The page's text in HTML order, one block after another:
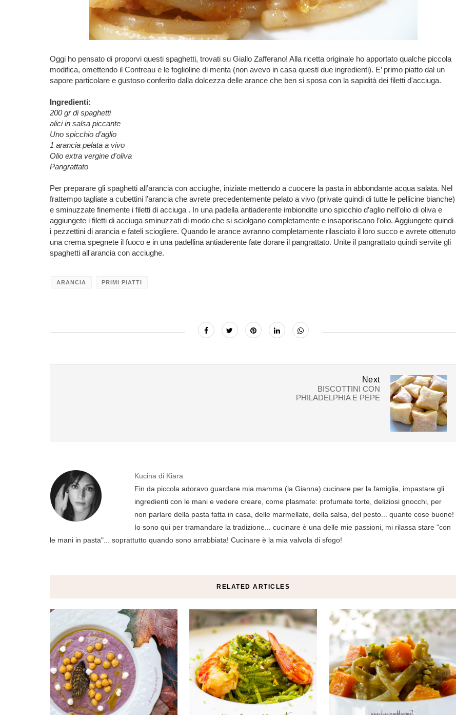
Oggi ho pensato di proporvi questi spaghetti, trovati su Giallo Zafferano! Alla ricetta originale ho apportato qualche piccola
modifica, omettendo il Contreau e le foglioline di menta (non avevo in casa questi due ingredienti). E’ primo piatto dal un
sapore particolare e gustoso conferito dalla dolcezza delle arance che ben si sposa con la sapidità dei filetti d'acciuga.
Ingredienti:
200 gr di spaghetti
alici in salsa piccante
Uno spicchio d’aglio
1 arancia pelata a vivo
Olio extra vergine d'oliva
Pangrattato
Per preparare gli spaghetti all’arancia con acciughe, iniziate mettendo a cuocere la pasta in abbondante acqua salata. Nel
frattempo tagliate a cubettini l’arancia che avrete precedentemente pelato a vivo (private quindi di tutte le pellicine bianche)
e sminuzzate finemente i filetti di acciuga . In una padella antiaderente imbiondite uno spicchio d’aglio nell’olio di oliva e
aggiungete i filetti di acciuga sminuzzati di modo che si sciolgano completamente e insaporiscano l’olio. Aggiungete quindi
i pezzettini di arancia e fateli sciogliere. Quando le arance avranno completamente rilasciato il loro succo e avrete ottenuto
una crema spegnete il fuoco e in una padellina antiaderente fate dorare il pangrattato. Unite il pangrattato quindi servite gli
spaghetti all'arancia con acciughe.
ARANCIA PRIMI PIATTI
Next
BISCOTTINI CON
PHILADELPHIA E PEPE
Kucina di Kiara
Fin da piccola adoravo guardare mia mamma (la Gianna) cucinare per la famiglia, impastare gli
ingredienti con le mani e vedere creare, come plasmate: profumate torte, deliziosi gnocchi, per
non parlare della pasta fatta in casa, delle marmellate, della salsa, del pesto... quante cose buone!
Io sono qui per tramandare la tradizione... cucinare è una delle mie passioni, mi rilassa stare "con
le mani in pasta"... soprattutto quando sono arrabbiata! Cucinare è la mia valvola di sfogo!
RELATED ARTICLES